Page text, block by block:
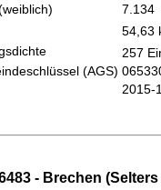
7.134
54,63
257
(AGS)
2015-
- Brechen